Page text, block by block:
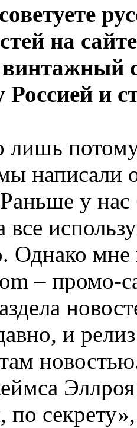
на
винтажный
Россией и
написали
у
все
Однако мне
– промо-
и
по